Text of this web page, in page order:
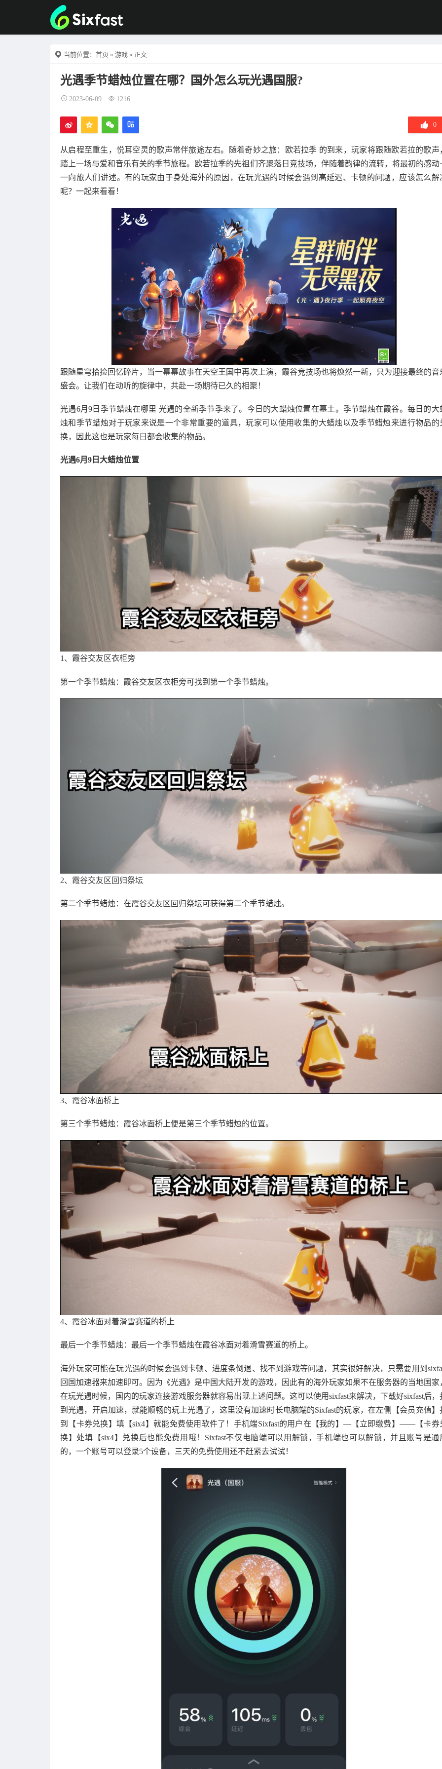
当前位置： 首页 » 游戏 » 正文
光遇季节蜡烛位置在哪？国外怎么玩光遇国服?
2023-06-09 1216
0
从启程至重生，悦耳空灵的歌声常伴旅途左右。随着奇妙之旅：欧若拉季 的到来，玩家将跟随欧若拉的歌声
踏上一场与爱和音乐有关的季节旅程。欧若拉季的先祖们齐聚落日竞技场，伴随着韵律的流转，将最初的感动
一向旅人们讲述。有的玩家由于身处海外的原因，在玩光遇的时候会遇到高延迟、卡顿的问题，应该怎么解
呢？一起来看看！
跟随星穹拾捡回忆碎片，当一幕幕故事在天空王国中再次上演，霞谷竞技场也将焕然一新，只为迎接最终的音
盛会。让我们在动听的旋律中，共赴一场期待已久的相聚！
光遇6月9日季节蜡烛在哪里 光遇的全新季节季来了。今日的大蜡烛位置在墓土。季节蜡烛在霞谷。每日的大
烛和季节蜡烛对于玩家来说是一个非常重要的道具，玩家可以使用收集的大蜡烛以及季节蜡烛来进行物品的
换，因此这也是玩家每日都会收集的物品。
光遇6月9日大蜡烛位置
1、霞谷交友区衣柜旁
第一个季节蜡烛：霞谷交友区衣柜旁可找到第一个季节蜡烛。
2、霞谷交友区回归祭坛
第二个季节蜡烛：在霞谷交友区回归祭坛可获得第二个季节蜡烛。
3、霞谷冰面桥上
第三个季节蜡烛：霞谷冰面桥上便是第三个季节蜡烛的位置。
4、霞谷冰面对着滑雪赛道的桥上
最后一个季节蜡烛：最后一个季节蜡烛在霞谷冰面对着滑雪赛道的桥上。
海外玩家可能在玩光遇的时候会遇到卡顿、进度条倒退、找不到游戏等问题，其实很好解决，只需要用到
回国加速器来加速即可。因为《光遇》是中国大陆开发的游戏，因此有的海外玩家如果不在服务器的当地国家
在玩光遇时候，国内的玩家连接游戏服务器就容易出现上述问题。这可以使用sixfast来解决，下载好sixfast后，
到光遇，开启加速，就能顺畅的玩上光遇了，这里没有加速时长电脑端的Sixfast的玩家，在左侧【会员充值】
到【卡券兑换】填【six4】就能免费使用软件了！手机端Sixfast的用户在【我的】—【立即缴费】——【卡券
换】处填【six4】兑换后也能免费用哦！Sixfast不仅电脑端可以用解锁，手机端也可以解锁，并且账号是通
的，一个账号可以登录5个设备，三天的免费使用还不赶紧去试试！